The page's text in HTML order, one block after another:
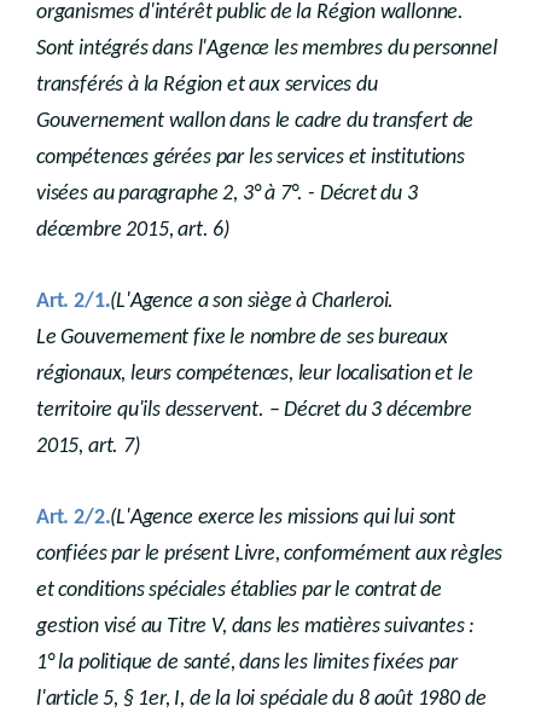
organismes d'intérêt public de la Région wallonne.
Sont intégrés dans l'Agence les membres du personnel
transférés à la Région et aux services du
Gouvernement wallon dans le cadre du transfert de
compétences gérées par les services et institutions
visées au paragraphe 2, 3° à 7°. - Décret du 3
décembre 2015, art. 6)
Art. 2/1.(L'Agence a son siège à Charleroi.
Le Gouvernement fixe le nombre de ses bureaux
régionaux, leurs compétences, leur localisation et le
territoire qu'ils desservent. – Décret du 3 décembre
2015, art. 7)
Art. 2/2.(L'Agence exerce les missions qui lui sont
confiées par le présent Livre, conformément aux règles
et conditions spéciales établies par le contrat de
gestion visé au Titre V, dans les matières suivantes :
1° la politique de santé, dans les limites fixées par
l'article 5, § 1er, I, de la loi spéciale du 8 août 1980 de